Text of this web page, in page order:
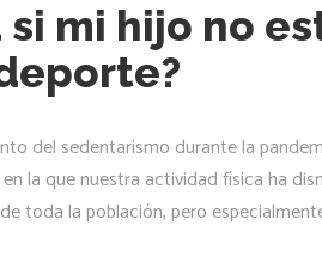
si mi hijo no
del sedentarismo durante la
la que nuestra actividad física ha
toda la población, pero